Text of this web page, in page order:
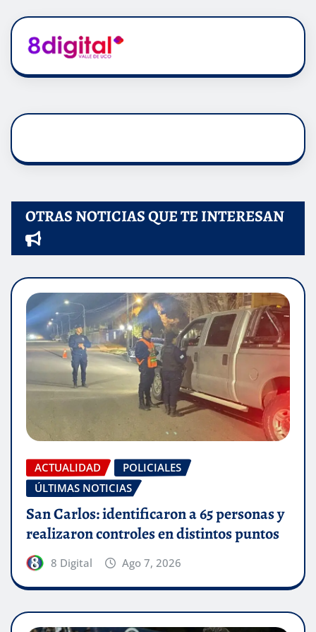
OTRAS NOTICIAS QUE TE INTERESAN
ACTUALIDAD
POLICIALES
ÚLTIMAS NOTICIAS
San Carlos: identificaron a 65 personas y
realizaron controles en distintos puntos
8 Digital Ago 7, 2026